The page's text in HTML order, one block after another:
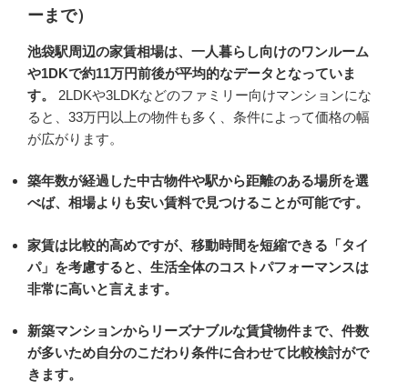
ーまで）
池袋駅周辺の家賃相場は、一人暮らし向けのワンルーム
や1DKで約11万円前後が平均的なデータとなっていま
す。
2LDKや3LDKなどのファミリー向けマンションにな
ると、33万円以上の物件も多く、条件によって価格の幅
が広がります。
築年数が経過した中古物件や駅から距離のある場所を選
べば、相場よりも安い賃料で見つけることが可能です。
家賃は比較的高めですが、移動時間を短縮できる「タイ
パ」を考慮すると、生活全体のコストパフォーマンスは
非常に高いと言えます。
新築マンションからリーズナブルな賃貸物件まで、件数
が多いため自分のこだわり条件に合わせて比較検討がで
きます。